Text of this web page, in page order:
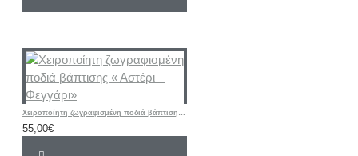
Χειροποίητη ζωγραφισμένη ποδιά βάπτισης « Αστέρι – Φεγγάρι»
55,00€